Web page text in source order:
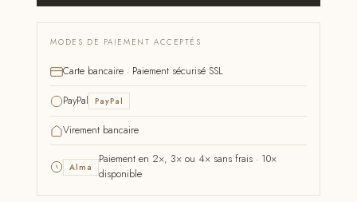
MODES DE PAIEMENT ACCEPTÉS
Carte bancaire · Paiement sécurisé SSL
PayPal PayPal
Virement bancaire
Alma
Paiement en 2×, 3× ou 4× sans frais · 10×
disponible